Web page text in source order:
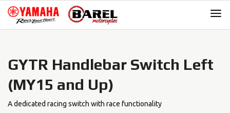
Skip
navigation
Skip
content
GYTR Handlebar Switch Left
(MY15 and Up)
A dedicated racing switch with race functionality